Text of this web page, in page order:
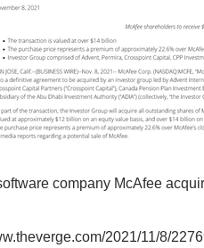
company McAfee
2021/11/8/